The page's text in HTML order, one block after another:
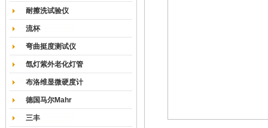
耐擦洗试验仪
流杯
弯曲挺度测试仪
氙灯紫外老化灯管
布洛维显微硬度计
德国马尔Mahr
三丰